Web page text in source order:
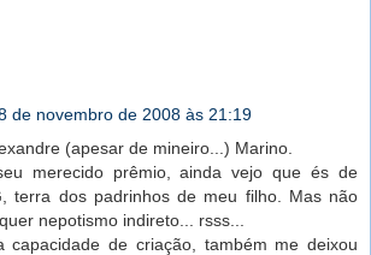
de novembro de 2008 às 21:19
(apesar de mineiro...) Marino.
merecido prêmio, ainda vejo que és de
terra dos padrinhos de meu filho. Mas não
nepotismo indireto... rsss...
capacidade de criação, também me deixou